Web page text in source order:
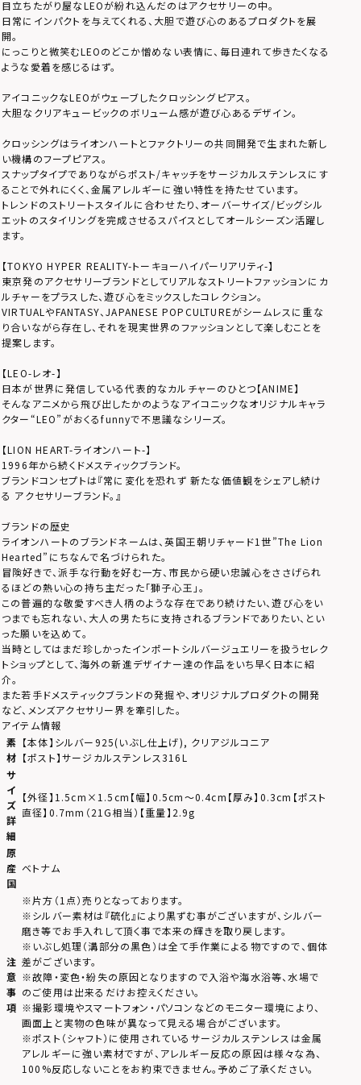
目立ちたがり屋なLEOが紛れ込んだのはアクセサリーの中。
日常にインパクトを与えてくれる、大胆で遊び心のあるプロダクトを展
開。
にっこりと微笑むLEOのどこか憎めない表情に、毎日連れて歩きたくなる
ような愛着を感じるはず。
アイコニックなLEOがウェーブしたクロッシングピアス。
大胆なクリアキュービックのボリューム感が遊び心あるデザイン。
クロッシングはライオンハートとファクトリーの共同開発で生まれた新し
い機構のフープピアス。
スナップタイプでありながらポスト/キャッチをサージカルステンレスにす
ることで外れにくく、金属アレルギーに強い特性を持たせています。
トレンドのストリートスタイルに合わせたり、オーバーサイズ/ビッグシル
エットのスタイリングを完成させるスパイスとしてオールシーズン活躍し
ます。
【TOKYO HYPER REALITY-トーキョーハイパーリアリティ-】
東京発のアクセサリーブランドとしてリアルなストリートファッションにカ
ルチャーをプラスした、遊び心をミックスしたコレクション。
VIRTUALやFANTASY、JAPANESE POPCULTUREがシームレスに重な
り合いながら存在し、それを現実世界のファッションとして楽しむことを
提案します。
【LEO-レオ-】
日本が世界に発信している代表的なカルチャーのひとつ【ANIME】
そんなアニメから飛び出したかのようなアイコニックなオリジナルキャラ
クター“LEO”がおくるfunnyで不思議なシリーズ。
【LION HEART-ライオンハート-】
1996年から続くドメスティックブランド。
ブランドコンセプトは『常に変化を恐れず 新たな価値観をシェアし続け
る アクセサリーブランド。』
ブランドの歴史
ライオンハートのブランドネームは、英国王朝リチャード1世”The Lion
Hearted”にちなんで名づけられた。
冒険好きで、派手な行動を好む一方、市民から硬い忠誠心をささげられ
るほどの熱い心の持ち主だった「獅子心王」。
この普遍的な敬愛すべき人柄のような存在であり続けたい、遊び心をい
つまでも忘れない、大人の男たちに支持されるブランドでありたい、とい
った願いを込めて。
当時としてはまだ珍しかったインポートシルバージュエリーを扱うセレク
トショップとして、海外の新進デザイナー達の作品をいち早く日本に紹
介。
また若手ドメスティックブランドの発掘や、オリジナルプロダクトの開発
など、メンズアクセサリー界を牽引した。
アイテム情報
素
材
【本体】シルバー925(いぶし仕上げ), クリアジルコニア
【ポスト】サージカルステンレス316L
サ
イ
ズ
詳
細
【外径】1.5cm×1.5cm【幅】0.5cm～0.4cm【厚み】0.3cm【ポスト
直径】0.7mm（21G相当）【重量】2.9g
原
産
国
ベトナム
注
意
事
項
※片方（1点）売りとなっております。
※シルバー素材は『硫化』により黒ずむ事がございますが、シルバー
磨き等でお手入れして頂く事で本来の輝きを取り戻します。
※いぶし処理（溝部分の黒色）は全て手作業による物ですので、個体
差がございます。
※故障・変色・紛失の原因となりますので入浴や海水浴等、水場で
のご使用は出来るだけお控えください。
※撮影環境やスマートフォン・パソコンなどのモニター環境により、
画面上と実物の色味が異なって見える場合がございます。
※ポスト（シャフト）に使用されているサージカルステンレスは金属
アレルギーに強い素材ですが、アレルギー反応の原因は様々な為、
100%反応しないことをお約束できません。予めご了承ください。